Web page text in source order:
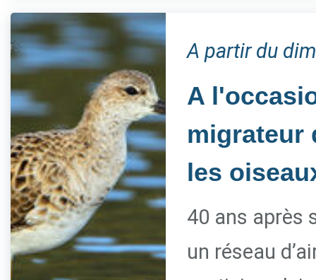
A partir du
A
migrateur
les
40 ans après
un réseau